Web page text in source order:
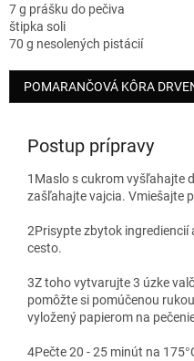
7 g prášku do pečiva
štipka soli
70 g nesolených pistácií
POMARANČOVÁ KÔRA
Postup prípravy
1 Maslo s cukrom vyšľahajte
zašľahajte vajcia. Vmiešajte
2Prisypte zbytok ingrediencií
cesto.
3Z toho vytvarujte 3 úzke
pomôžte si pomúčenou
vyložený papierom na
4Pečte 20 - 25 minút na 175°